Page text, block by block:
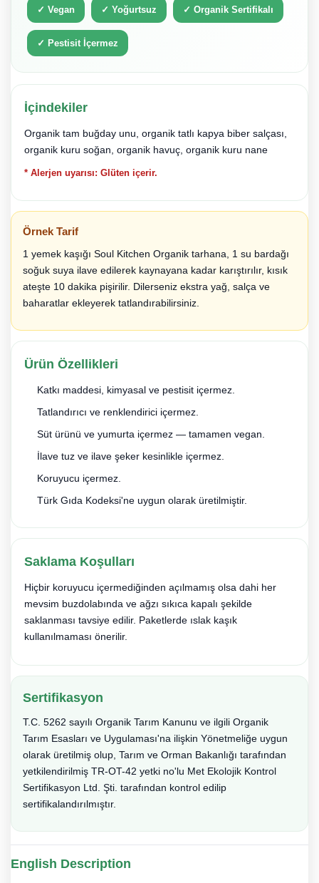
✓ Vegan ✓ Yoğurtsuz ✓ Organik Sertifikalı
✓ Pestisit İçermez
İçindekiler
Organik tam buğday unu, organik tatlı kapya biber salçası,
organik kuru soğan, organik havuç, organik kuru nane
* Alerjen uyarısı: Glüten içerir.
Örnek Tarif
1 yemek kaşığı Soul Kitchen Organik tarhana, 1 su bardağı
soğuk suya ilave edilerek kaynayana kadar karıştırılır, kısık
ateşte 10 dakika pişirilir. Dilerseniz ekstra yağ, salça ve
baharatlar ekleyerek tatlandırabilirsiniz.
Ürün Özellikleri
Katkı maddesi, kimyasal ve pestisit içermez.
Tatlandırıcı ve renklendirici içermez.
Süt ürünü ve yumurta içermez — tamamen vegan.
İlave tuz ve ilave şeker kesinlikle içermez.
Koruyucu içermez.
Türk Gıda Kodeksi'ne uygun olarak üretilmiştir.
Saklama Koşulları
Hiçbir koruyucu içermediğinden açılmamış olsa dahi her
mevsim buzdolabında ve ağzı sıkıca kapalı şekilde
saklanması tavsiye edilir. Paketlerde ıslak kaşık
kullanılmaması önerilir.
Sertifikasyon
T.C. 5262 sayılı Organik Tarım Kanunu ve ilgili Organik
Tarım Esasları ve Uygulaması'na ilişkin Yönetmeliğe uygun
olarak üretilmiş olup, Tarım ve Orman Bakanlığı tarafından
yetkilendirilmiş TR-OT-42 yetki no'lu Met Ekolojik Kontrol
Sertifikasyon Ltd. Şti. tarafından kontrol edilip
sertifikalandırılmıştır.
English Description